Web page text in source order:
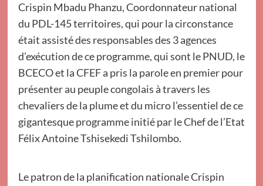
Crispin Mbadu Phanzu, Coordonnateur national
du PDL-145 territoires, qui pour la circonstance
était assisté des responsables des 3 agences
d’exécution de ce programme, qui sont le PNUD, le
BCECO et la CFEF a pris la parole en premier pour
présenter au peuple congolais à travers les
chevaliers de la plume et du micro l’essentiel de ce
gigantesque programme initié par le Chef de l’Etat
Félix Antoine Tshisekedi Tshilombo.
Le patron de la planification nationale Crispin